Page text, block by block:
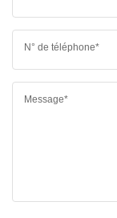
N° de téléphone*
Message*